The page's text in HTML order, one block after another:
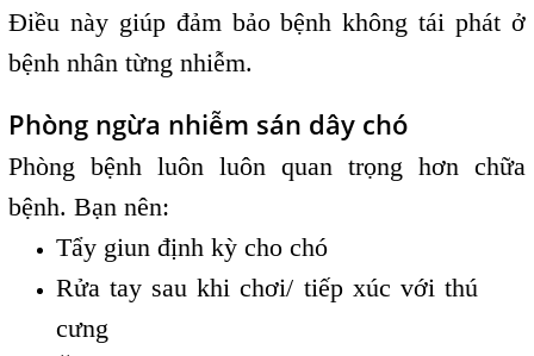
Điều này giúp đảm bảo bệnh không tái phát ở
bệnh nhân từng nhiễm.
Phòng ngừa nhiễm sán dây chó
Phòng bệnh luôn luôn quan trọng hơn chữa
bệnh. Bạn nên:
Tẩy giun định kỳ cho chó
Rửa tay sau khi chơi/ tiếp xúc với thú
cưng